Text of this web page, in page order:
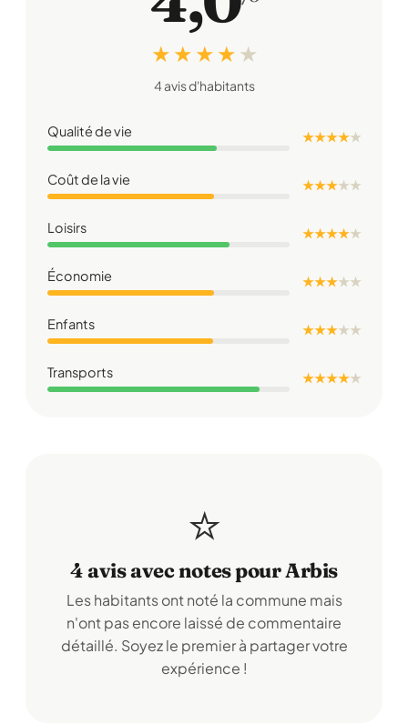
★ ★ ★ ★ ★
4 avis d'habitants
Qualité de vie ★ ★ ★ ★★
Coût de la vie ★ ★ ★★★
Loisirs ★ ★ ★ ★★
Économie ★ ★ ★★★
Enfants ★ ★ ★★★
Transports ★ ★ ★ ★★
⭐
4 avis avec notes pour Arbis
Les habitants ont noté la commune mais
n'ont pas encore laissé de commentaire
détaillé. Soyez le premier à partager votre
expérience !